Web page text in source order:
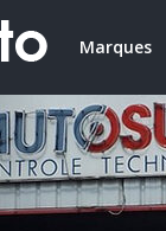
Marques